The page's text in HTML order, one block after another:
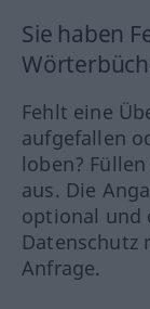
Sie haben
Fehlt eine
aufgefallen
loben?
aus. Die
optional und
Datenschutz
Anfrage.